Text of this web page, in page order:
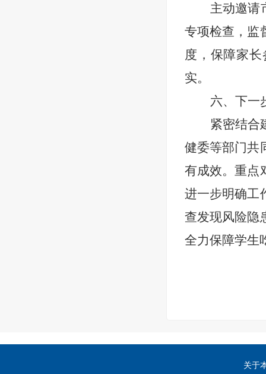
主动邀请
专项检查，监
度，保障家
实。
六、下一
紧密结合
健委等部门共
有成效。重点
进一步明确工
查发现风险隐
全力保障学生
关于